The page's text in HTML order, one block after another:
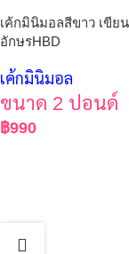
เค้กมินิมอลสีขาว เขีย
อักษรHBD
เค้กมินิมอล
ขนาด 2 ปอนด์
฿990